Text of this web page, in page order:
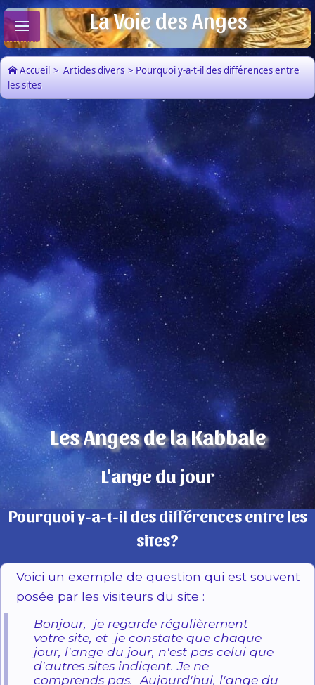
La Voie des Anges
Accueil > Articles divers > Pourquoi y-a-t-il des différences entre
les sites
Les Anges de la Kabbale
L'ange du jour
Pourquoi y-a-t-il des différences entre les
sites?
Voici un exemple de question qui est souvent
posée par les visiteurs du site :
Bonjour, je regarde régulièrement
votre site, et je constate que chaque
jour, l'ange du jour, n'est pas celui que
d'autres sites indiqent. Je ne
comprends pas. Aujourd'hui, l'ange du